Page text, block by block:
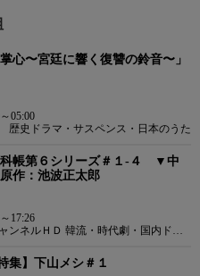
心〜宮廷に響く復讐の鈴音〜」
05:00
史ドラマ・サスペンス・日本のうた
科帳第６シリーズ＃１-４ ▼中
作：池波正太郎
17:26
ンネルＨＤ 韓流・時代劇・国内ドラ
集】下山メシ＃１